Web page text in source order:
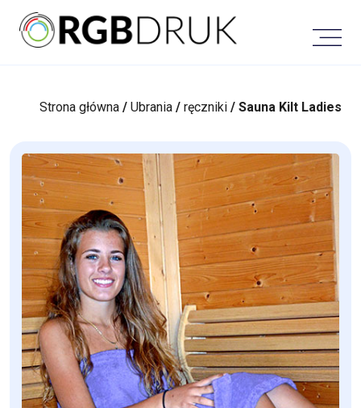
content
Strona główna /Ubrania /ręczniki / Sauna Kilt Ladies